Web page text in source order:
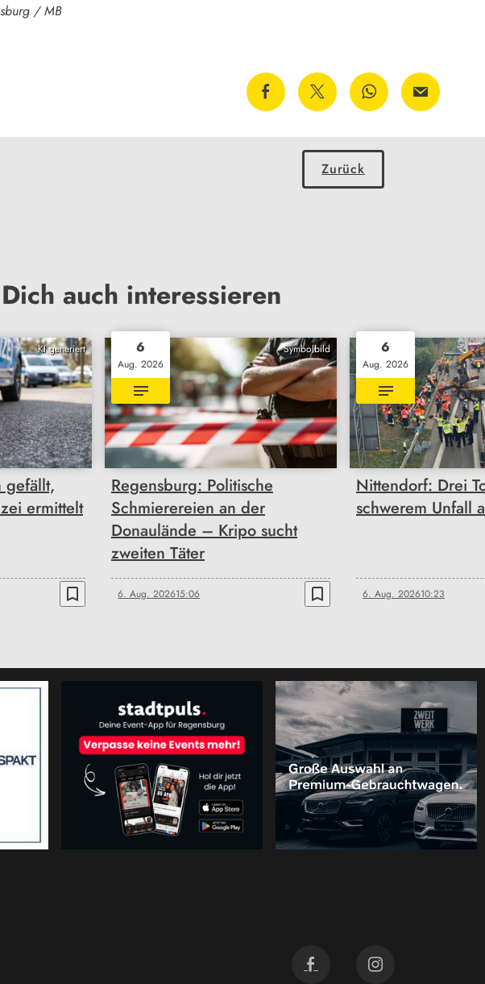
/ MB
Zurück
auch interessieren
KI generiert
gefällt,
ermittelt
bookmark_border
Symbolbild
6
Aug. 2026
Regensburg: Politische
Schmierereien an der
Donaulände – Kripo sucht
zweiten Täter
6. Aug. 202615:06 bookmark_border
6
Aug. 2026
Nittendorf: Drei
schwerem Unfall
6. Aug. 202610:23